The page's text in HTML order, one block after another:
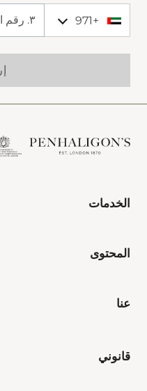
+971
+971 United Arab Emirates (‫الإمارات العربية المتحدة‬‎)
Phone Number
الخدمات
المحتوى
عنا
قانوني